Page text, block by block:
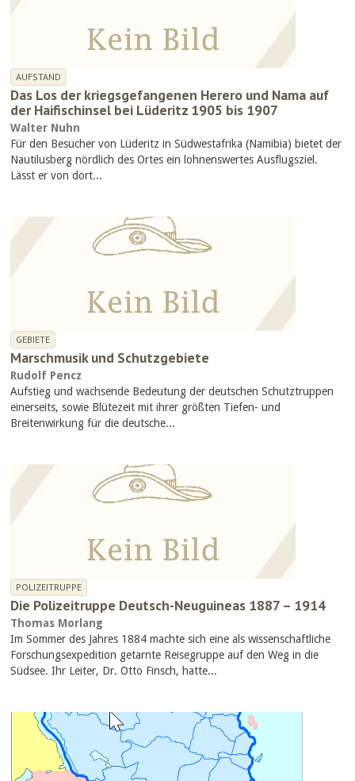
AUFSTAND
Das Los der kriegsgefangenen Herero und Nama auf
der Haifischinsel bei Lüderitz 1905 bis 1907
Walter Nuhn
Für den Besucher von Lüderitz in Südwestafrika (Namibia) bietet der
Nautilusberg nördlich des Ortes ein lohnenswertes Ausflugsziel.
Lässt er von dort...
GEBIETE
Marschmusik und Schutzgebiete
Rudolf Pencz
Aufstieg und wachsende Bedeutung der deutschen Schutztruppen
einerseits, sowie Blütezeit mit ihrer größten Tiefen- und
Breitenwirkung für die deutsche...
POLIZEITRUPPE
Die Polizeitruppe Deutsch-Neuguineas 1887 – 1914
Thomas Morlang
Im Sommer des Jahres 1884 machte sich eine als wissenschaftliche
Forschungsexpedition getarnte Reisegruppe auf den Weg in die
Südsee. Ihr Leiter, Dr. Otto Finsch, hatte...